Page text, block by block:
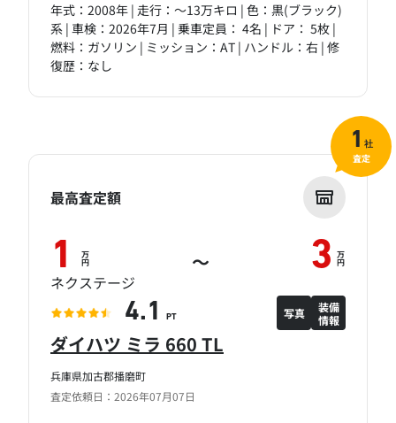
年式：2008年 | 走行：～13万キロ | 色：黒(ブラック)
系 | 車検：2026年7月 | 乗車定員： 4名 | ドア： 5枚 |
燃料：ガソリン | ミッション：AT | ハンドル：右 | 修
復歴：なし
兵庫県加古郡播磨町
査定依頼日：2026年07月07日
ダイハツ ミラ 660 TL
最高査定額
1 万
円 ～ 3 万
円
ネクステージ
4.1 PT 写真
装備
情報
1 社
査定